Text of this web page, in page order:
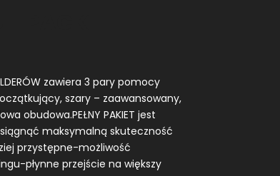
zawiera 3 pary pomocy
szary – zaawansowany,
obudowa.PEŁNY PAKIET jest
maksymalną skuteczność
przystępne-możliwość
płynne przejście na większy